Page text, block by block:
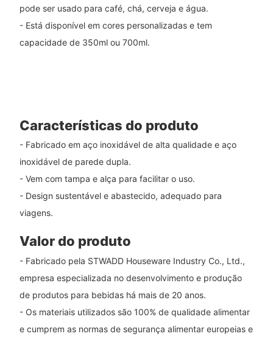
pode ser usado para café, chá, cerveja e água.
- Está disponível em cores personalizadas e tem
capacidade de 350ml ou 700ml.
Características do produto
- Fabricado em aço inoxidável de alta qualidade e aço
inoxidável de parede dupla.
- Vem com tampa e alça para facilitar o uso.
- Design sustentável e abastecido, adequado para
viagens.
Valor do produto
- Fabricado pela STWADD Houseware Industry Co., Ltd.,
empresa especializada no desenvolvimento e produção
de produtos para bebidas há mais de 20 anos.
- Os materiais utilizados são 100% de qualidade alimentar
e cumprem as normas de segurança alimentar europeias e